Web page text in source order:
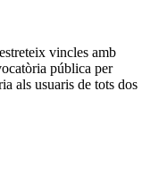
vincles amb
pública per
als usuaris de tots dos